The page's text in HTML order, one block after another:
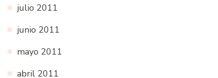
julio 2011
junio 2011
mayo 2011
abril 2011